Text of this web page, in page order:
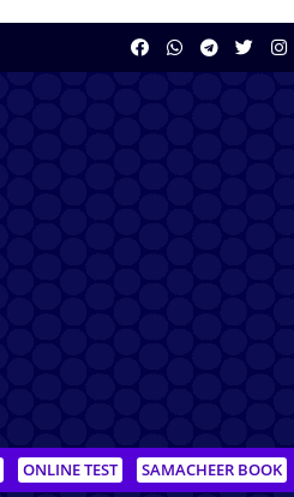
ONLINE TEST SAMACHEER BOOK